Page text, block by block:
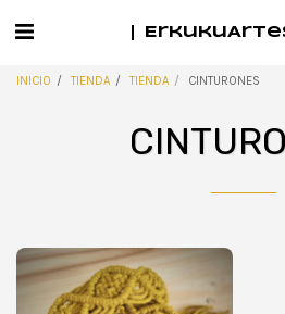
INICIO TIENDA TIENDA CINTURONES